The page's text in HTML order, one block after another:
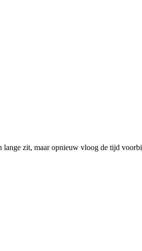
zit, maar opnieuw vloog de tijd